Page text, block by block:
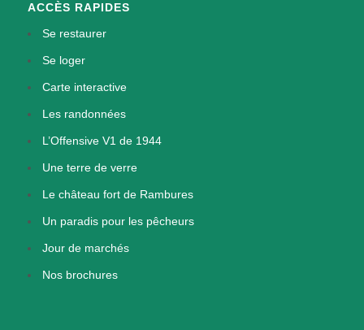
ACCÈS RAPIDES
Se restaurer
Se loger
Carte interactive
Les randonnées
L’Offensive V1 de 1944
Une terre de verre
Le château fort de Rambures
Un paradis pour les pêcheurs
Jour de marchés
Nos brochures